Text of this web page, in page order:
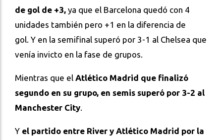
de gol de +3, ya que el Barcelona quedó con 4
unidades también pero +1 en la diferencia de
gol. Y en la semifinal superó por 3-1 al Chelsea que
venía invicto en la fase de grupos.
Mientras que el Atlético Madrid que finalizó
segundo en su grupo, en semis superó por 3-2 al
Manchester City
Y el partido entre River y Atlético Madrid por la